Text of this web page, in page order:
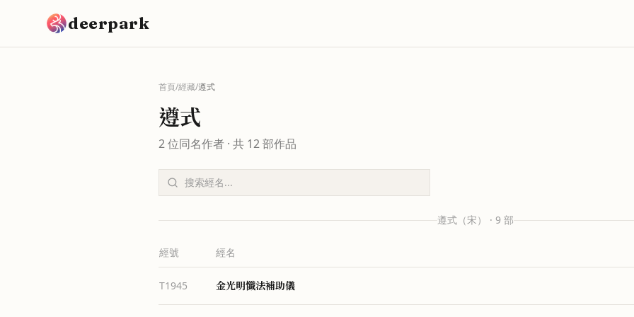
deerpark
首頁/經藏/遵式
遵式
2位同名作者 · 共 12部作品
遵式 （宋） · 9 部
經號 經名
T1945 金光明懺法補助儀